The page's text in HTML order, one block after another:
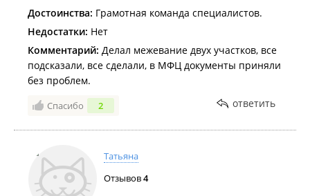
Достоинства: Грамотная команда специалистов.
Недостатки: Нет
Комментарий: Делал межевание двух участков, все
подсказали, все сделали, в МФЦ документы приняли
без проблем.
Спасибо 2 ответить
Татьяна
Отзывов4